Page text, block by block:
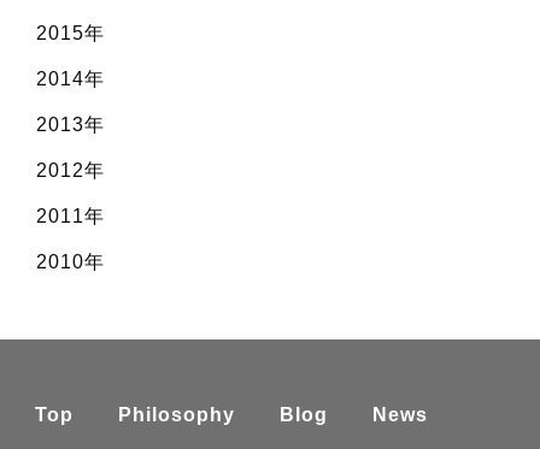
2015年
2014年
2013年
2012年
2011年
2010年
Top Philosophy Blog News